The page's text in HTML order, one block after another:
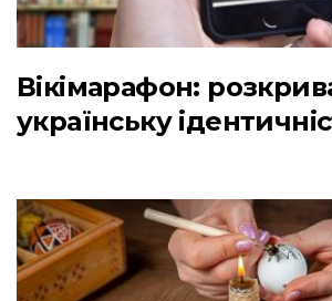
Вікімарафон:
українську